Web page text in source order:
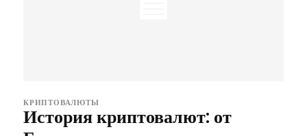
КРИПТОВАЛЮТЫ
История криптовалют: от